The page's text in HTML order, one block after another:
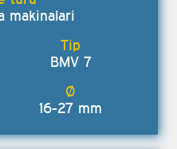
makinalari
BMV 7
16-27 mm